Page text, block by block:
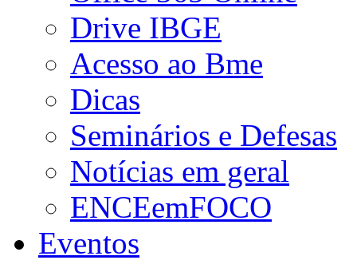
Drive IBGE
Acesso ao Bme
Dicas
Seminários e Defesas
Notícias em geral
ENCEemFOCO
Eventos